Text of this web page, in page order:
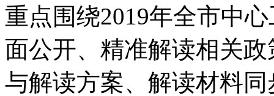
重点围绕2019年全市中
面公开、精准解读相关
与解读方案、解读材料